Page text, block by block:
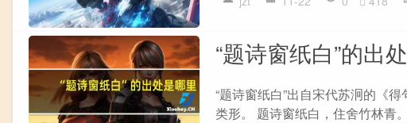
“题诗窗纸白”的出
“题诗窗纸白”出自宋代苏泂的《
类形。 题诗窗纸白，住舍竹林青